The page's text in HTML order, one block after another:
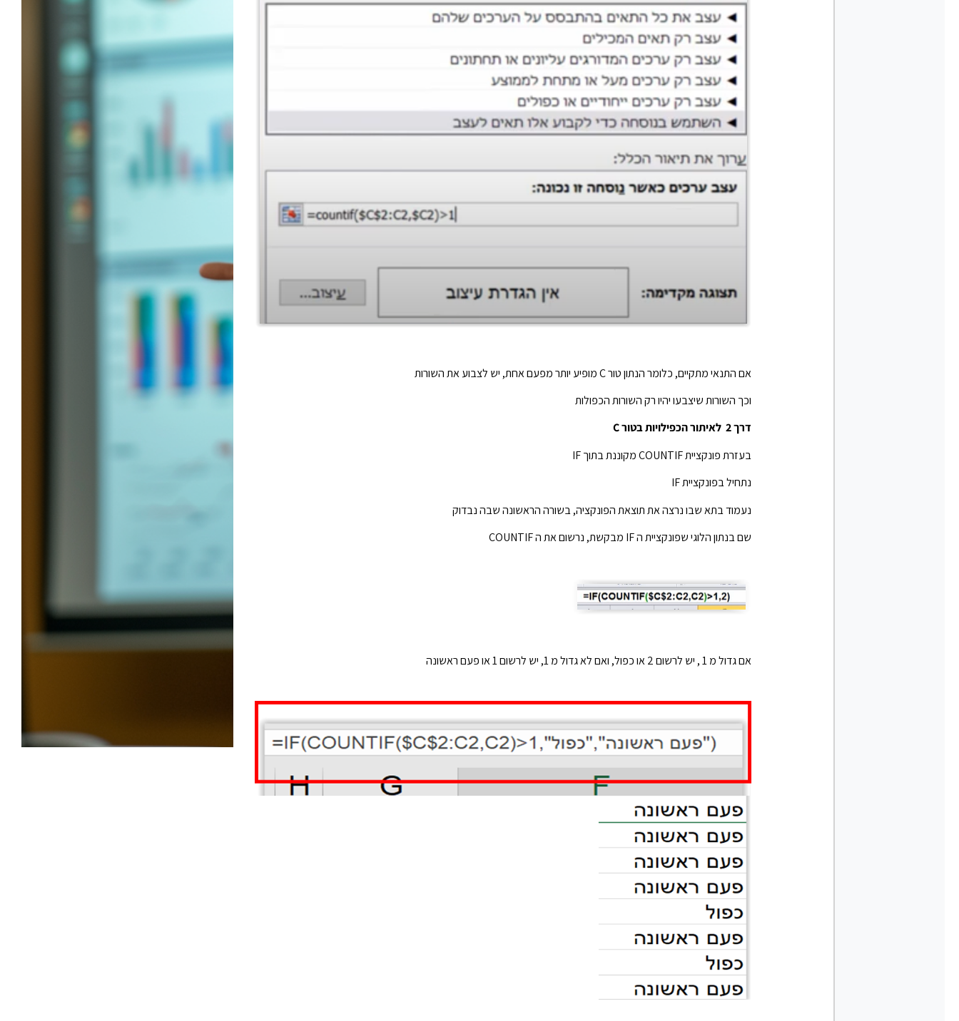
אם התנאי מתקיים, כלומר הנתון טור C מופיע יותר מפעם אחת, יש לצבוע את השורות
וכך השורות שיצבעו יהיו רק השורות הכפולות
דרך 2 לאיתור הכפילויות בטור C
בעזרת פונקציית COUNTIF מקוננת בתוך IF
נתחיל בפונקציית IF
נעמוד בתא שבו נרצה את תוצאת הפונקציה, בשורה הראשונה שבה נבדוק
שם בנתון הלוגי שפונקציית ה IF מבקשת, נרשום את ה COUNTIF
אם גדול מ 1 , יש לרשום 2 או כפול, ואם לא גדול מ 1, יש לרשום 1 או פעם ראשונה